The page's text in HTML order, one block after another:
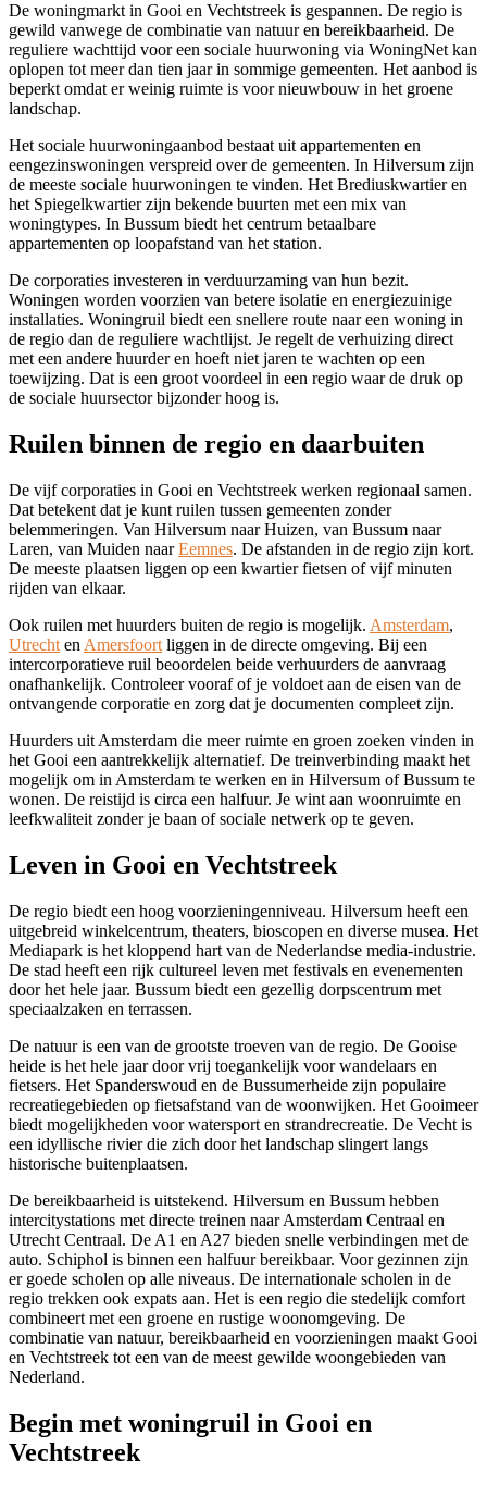
De woningmarkt in Gooi en Vechtstreek is gespannen. De regio is
gewild vanwege de combinatie van natuur en bereikbaarheid. De
reguliere wachttijd voor een sociale huurwoning via WoningNet kan
oplopen tot meer dan tien jaar in sommige gemeenten. Het aanbod is
beperkt omdat er weinig ruimte is voor nieuwbouw in het groene
landschap.
Het sociale huurwoningaanbod bestaat uit appartementen en
eengezinswoningen verspreid over de gemeenten. In Hilversum zijn
de meeste sociale huurwoningen te vinden. Het Brediuskwartier en
het Spiegelkwartier zijn bekende buurten met een mix van
woningtypes. In Bussum biedt het centrum betaalbare
appartementen op loopafstand van het station.
De corporaties investeren in verduurzaming van hun bezit.
Woningen worden voorzien van betere isolatie en energiezuinige
installaties. Woningruil biedt een snellere route naar een woning in
de regio dan de reguliere wachtlijst. Je regelt de verhuizing direct
met een andere huurder en hoeft niet jaren te wachten op een
toewijzing. Dat is een groot voordeel in een regio waar de druk op
de sociale huursector bijzonder hoog is.
Ruilen binnen de regio en daarbuiten
De vijf corporaties in Gooi en Vechtstreek werken regionaal samen.
Dat betekent dat je kunt ruilen tussen gemeenten zonder
belemmeringen. Van Hilversum naar Huizen, van Bussum naar
Laren, van Muiden naarEemnes. De afstanden in de regio zijn kort.
De meeste plaatsen liggen op een kwartier fietsen of vijf minuten
rijden van elkaar.
Ook ruilen met huurders buiten de regio is mogelijk. Amsterdam,
Utrecht en Amersfoort liggen in de directe omgeving. Bij een
intercorporatieve ruil beoordelen beide verhuurders de aanvraag
onafhankelijk. Controleer vooraf of je voldoet aan de eisen van de
ontvangende corporatie en zorg dat je documenten compleet zijn.
Huurders uit Amsterdam die meer ruimte en groen zoeken vinden in
het Gooi een aantrekkelijk alternatief. De treinverbinding maakt het
mogelijk om in Amsterdam te werken en in Hilversum of Bussum te
wonen. De reistijd is circa een halfuur. Je wint aan woonruimte en
leefkwaliteit zonder je baan of sociale netwerk op te geven.
Leven in Gooi en Vechtstreek
De regio biedt een hoog voorzieningenniveau. Hilversum heeft een
uitgebreid winkelcentrum, theaters, bioscopen en diverse musea. Het
Mediapark is het kloppend hart van de Nederlandse media-industrie.
De stad heeft een rijk cultureel leven met festivals en evenementen
door het hele jaar. Bussum biedt een gezellig dorpscentrum met
speciaalzaken en terrassen.
De natuur is een van de grootste troeven van de regio. De Gooise
heide is het hele jaar door vrij toegankelijk voor wandelaars en
fietsers. Het Spanderswoud en de Bussumerheide zijn populaire
recreatiegebieden op fietsafstand van de woonwijken. Het Gooimeer
biedt mogelijkheden voor watersport en strandrecreatie. De Vecht is
een idyllische rivier die zich door het landschap slingert langs
historische buitenplaatsen.
De bereikbaarheid is uitstekend. Hilversum en Bussum hebben
intercitystations met directe treinen naar Amsterdam Centraal en
Utrecht Centraal. De A1 en A27 bieden snelle verbindingen met de
auto. Schiphol is binnen een halfuur bereikbaar. Voor gezinnen zijn
er goede scholen op alle niveaus. De internationale scholen in de
regio trekken ook expats aan. Het is een regio die stedelijk comfort
combineert met een groene en rustige woonomgeving. De
combinatie van natuur, bereikbaarheid en voorzieningen maakt Gooi
en Vechtstreek tot een van de meest gewilde woongebieden van
Nederland.
Begin met woningruil in Gooi en
Vechtstreek